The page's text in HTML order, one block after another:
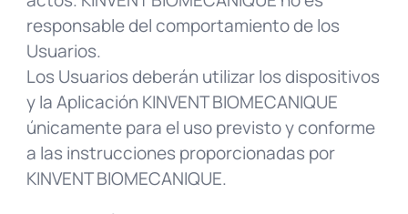
responsable del comportamiento de los
Usuarios.
Los Usuarios deberán utilizar los dispositivos
y la Aplicación KINVENT BIOMECANIQUE
únicamente para el uso previsto y conforme
a las instrucciones proporcionadas por
KINVENT BIOMECANIQUE.